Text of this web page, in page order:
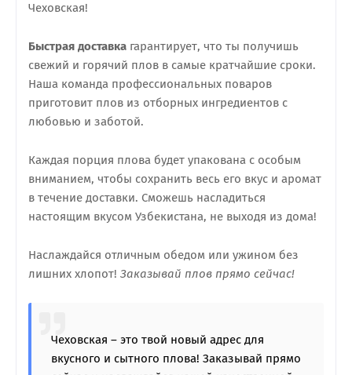
Чеховская!
Быстрая доставка гарантирует, что ты получишь
свежий и горячий плов в самые кратчайшие сроки.
Наша команда профессиональных поваров
приготовит плов из отборных ингредиентов с
любовью и заботой.
Каждая порция плова будет упакована с особым
вниманием, чтобы сохранить весь его вкус и аромат
в течение доставки. Сможешь насладиться
настоящим вкусом Узбекистана, не выходя из дома!
Наслаждайся отличным обедом или ужином без
лишних хлопот! Заказывай плов прямо сейчас!
Чеховская – это твой новый адрес для
вкусного и сытного плова! Заказывай прямо